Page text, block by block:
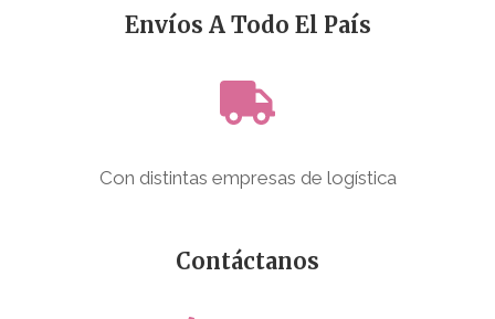
Envíos A Todo El País
Con distintas empresas de logística
Contáctanos